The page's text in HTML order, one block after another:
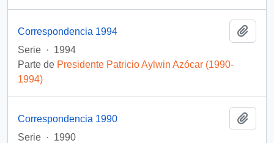
Correspondencia 1994
Serie · 1994
Parte de Presidente Patricio Aylwin Azócar (1990-
1994)
Correspondencia 1990
Serie · 1990